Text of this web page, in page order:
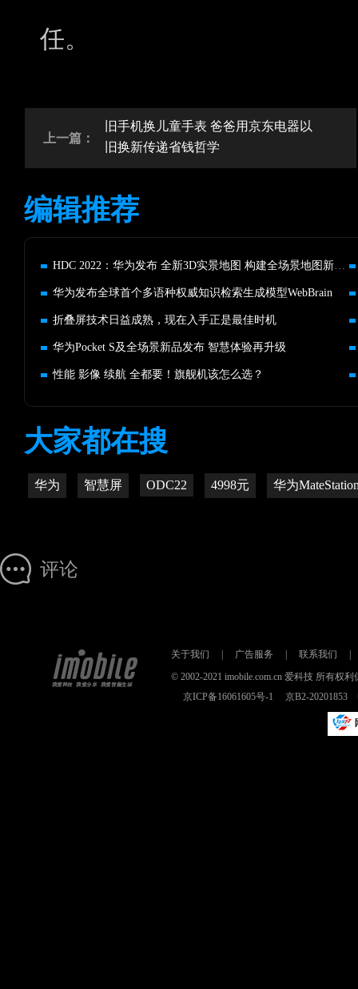
任。
上一篇：
旧手机换儿童手表 爸爸用京东电器以
旧换新传递省钱哲学
编辑推荐
HDC 2022：华为发布 全新3D实景地图 构建全场景地图新生态
华为发布全球首个多语种权威知识检索生成模型WebBrain
折叠屏技术日益成熟，现在入手正是最佳时机
华为Pocket S及全场景新品发布 智慧体验再升级
性能 影像 续航 全都要！旗舰机该怎么选？
大家都在搜
华为 智慧屏 ODC22 4998元 华为
评论
关于我们 广告服务 联系我们
© 2002-2021 imobile.com.cn 爱科技 所有权
京ICP备16061605号-1
京B2-20201853